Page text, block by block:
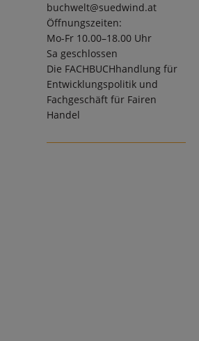
buchwelt@suedwind.at
Öffnungszeiten:
Mo-Fr 10.00–18.00 Uhr
Sa geschlossen
Die FACHBUCHhandlung für
Entwicklungspolitik und
Fachgeschäft für Fairen
Handel